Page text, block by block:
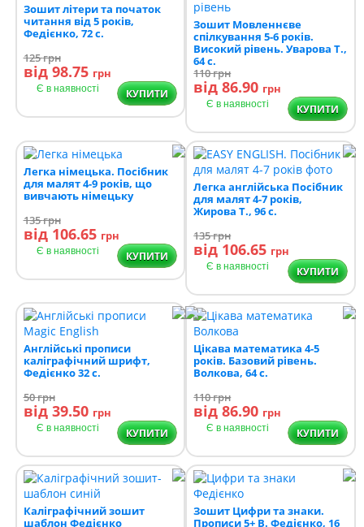
Зошит літери та початок
читання від 5 років,
Федієнко, 72 с.
125грн
від 98.75 грн
Є в наявності КУПИТИ
Зошит Мовленнєве
спілкування 5-6 років.
Високий рівень. Уварова Т.,
64 с.
110грн
від 86.90 грн
Є в наявності КУПИТИ
Легка німецька. Посібник
для малят 4-9 років, що
вивчають німецьку
135грн
від 106.65 грн
Є в наявності КУПИТИ
Легка англійська Посібник
для малят 4-7 років,
Жирова Т., 96 с.
135грн
від 106.65 грн
Є в наявності КУПИТИ
Англійські прописи
каліграфічний шрифт,
Федієнко 32 с.
50грн
від 39.50 грн
Є в наявності КУПИТИ
Цікава математика 4-5
років. Базовий рівень.
Волкова, 64 с.
110грн
від 86.90 грн
Є в наявності КУПИТИ
Каліграфічний зошит
шаблон Федієнко
Зошит Цифри та знаки.
Прописи 5+ В. Федієнко, 16